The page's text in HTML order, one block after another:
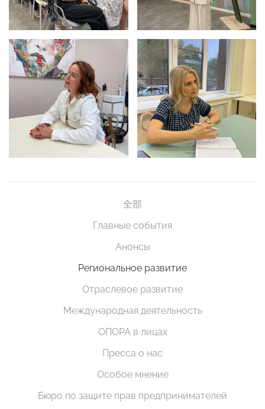
全部
Главные события
Анонсы
Региональное развитие
Отраслевое развитие
Международная деятельность
ОПОРА в лицах
Пресса о нас
Особое мнение
Бюро по защите прав предпринимателей